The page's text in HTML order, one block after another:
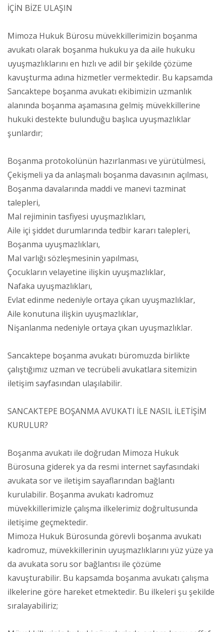
İÇİN BİZE ULAŞIN
Mimoza Hukuk Bürosu müvekkillerimizin boşanma
avukatı olarak boşanma hukuku ya da aile hukuku
uyuşmazlıklarını en hızlı ve adil bir şekilde çözüme
kavuşturma adına hizmetler vermektedir. Bu kapsamda
Sancaktepe boşanma avukatı ekibimizin uzmanlık
alanında boşanma aşamasına gelmiş müvekkillerine
hukuki destekte bulunduğu başlıca uyuşmazlıklar
şunlardır;
Boşanma protokolünün hazırlanması ve yürütülmesi,
Çekişmeli ya da anlaşmalı boşanma davasının açılması,
Boşanma davalarında maddi ve manevi tazminat
talepleri,
Mal rejiminin tasfiyesi uyuşmazlıkları,
Aile içi şiddet durumlarında tedbir kararı talepleri,
Boşanma uyuşmazlıkları,
Mal varlığı sözleşmesinin yapılması,
Çocukların velayetine ilişkin uyuşmazlıklar,
Nafaka uyuşmazlıkları,
Evlat edinme nedeniyle ortaya çıkan uyuşmazlıklar,
Aile konutuna ilişkin uyuşmazlıklar,
Nişanlanma nedeniyle ortaya çıkan uyuşmazlıklar.
Sancaktepe boşanma avukatı büromuzda birlikte
çalıştığımız uzman ve tecrübeli avukatlara sitemizin
iletişim sayfasından ulaşılabilir.
SANCAKTEPE BOŞANMA AVUKATI İLE NASIL İLETİŞİM
KURULUR?
Boşanma avukatı ile doğrudan Mimoza Hukuk
Bürosuna giderek ya da resmi internet sayfasındaki
avukata sor ve iletişim sayaflarından bağlantı
kurulabilir. Boşanma avukatı kadromuz
müvekkillerimizle çalışma ilkelerimiz doğrultusunda
iletişime geçmektedir.
Mimoza Hukuk Bürosunda görevli boşanma avukatı
kadromuz, müvekkillerinin uyuşmazlıklarını yüz yüze ya
da avukata soru sor bağlantısı ile çözüme
kavuşturabilir. Bu kapsamda boşanma avukatı çalışma
ilkelerine göre hareket etmektedir. Bu ilkeleri şu şekilde
sıralayabiliriz;